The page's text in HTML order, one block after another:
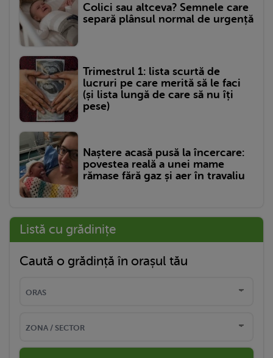
Colici sau altceva? Semnele care
separă plânsul normal de urgență
Trimestrul 1: lista scurtă de
lucruri pe care merită să le faci
(și lista lungă de care să nu îți
pese)
Naștere acasă pusă la încercare:
povestea reală a unei mame
rămase fără gaz și aer în travaliu
Listă cu grădinițe
Caută o grădință în orașul tău